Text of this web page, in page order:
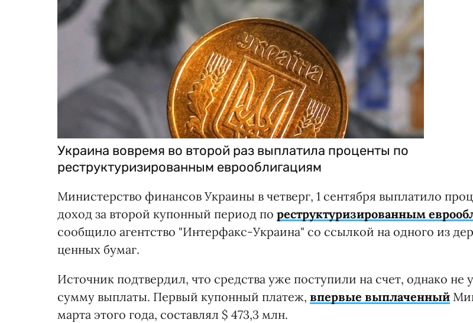
Украина вовремя во второй раз выплатила проценты по
реструктуризированным еврооблигациям
Министерство финансов Украины в четверг, 1 сентября выплатило
доход за второй купонный период по реструктуризированным
сообщило агентство "Интерфакс-Украина" со ссылкой на одного из
ценных бумаг.
Источник подтвердил, что средства уже поступили на счет, однако не
сумму выплаты. Первый купонный платеж, впервые выплаченный
марта этого года, составлял $ 473,3 млн.